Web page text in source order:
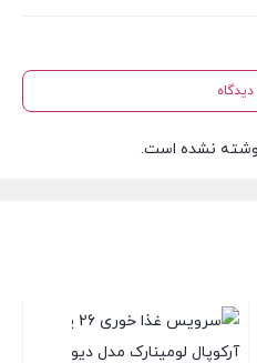
نشده است.